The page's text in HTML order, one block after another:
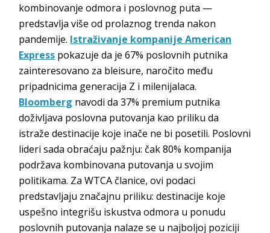
kombinovanje odmora i poslovnog puta —
predstavlja više od prolaznog trenda nakon
pandemije. Istraživanje kompanije American
Express pokazuje da je 67% poslovnih putnika
zainteresovano za bleisure, naročito među
pripadnicima generacija Z i milenijalaca.
Bloomberg navodi da 37% premium putnika
doživljava poslovna putovanja kao priliku da
istraže destinacije koje inače ne bi posetili. Poslovni
lideri sada obraćaju pažnju: čak 80% kompanija
podržava kombinovana putovanja u svojim
politikama. Za WTCA članice, ovi podaci
predstavljaju značajnu priliku: destinacije koje
uspešno integrišu iskustva odmora u ponudu
poslovnih putovanja nalaze se u najboljoj poziciji